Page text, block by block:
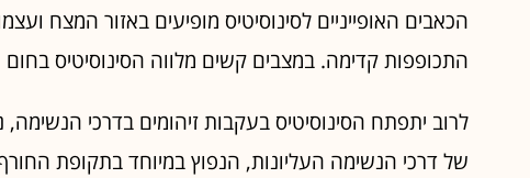
הכאבים האופייניים לסינוסיטיס מופיעים באזור המצח
התכופפות קדימה. במצבים קשים מלווה הסינוסיטיס בחום
לרוב יתפתח הסינוסיטיס בעקבות זיהומים בדרכי
של דרכי הנשימה העליונות, הנפוץ במיוחד בתקופת